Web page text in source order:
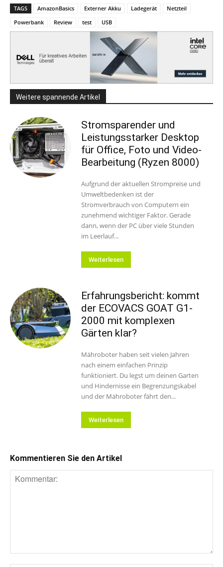
TAGS AmazonBasics Externer Akku Ladegerät
Netzteil
Powerbank
Review test USB
Weitere spannende Artikel
Stromsparender und
Leistungsstarker Desktop
für Office, Foto und Video-
Bearbeitung (Ryzen 8000)
Aufgrund der aktuellen Strompreise und
Umweltbedenken ist der
Stromverbrauch von Computern ein
zunehmend wichtiger Faktor. Gerade
dann, wenn der PC über viele Stunden
im Leerlauf...
Weiterlesen
Erfahrungsbericht: kommt
der ECOVACS GOAT G1-
2000 mit komplexen
Gärten klar?
Mähroboter haben seit vielen Jahren
nach einem einfachen Prinzip
funktioniert. Du legst um deinen Garten
und Hindernisse ein Begrenzungskabel
und der Mähroboter fährt den...
Weiterlesen
Kommentieren Sie den Artikel